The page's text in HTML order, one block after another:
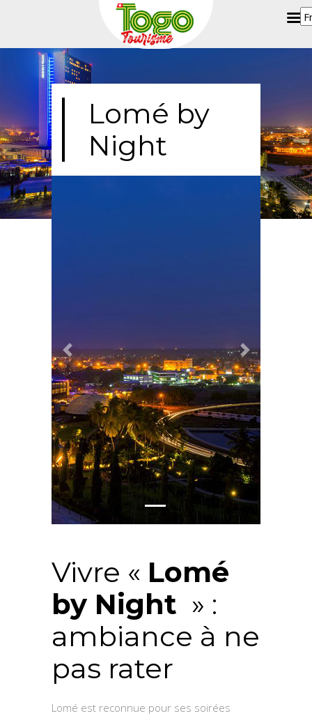
Lomé by
Night
Previous Next
Vivre « Lomé
by Night » :
ambiance à ne
pas rater
Lomé est reconnue pour ses soirées